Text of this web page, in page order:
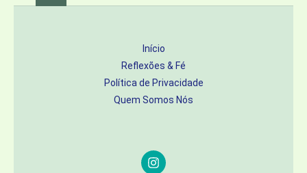
Início
Reflexões & Fé
Política de Privacidade
Quem Somos Nós